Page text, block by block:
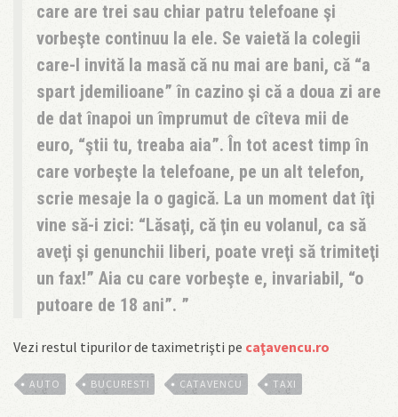
care are trei sau chiar patru telefoane şi
vorbeşte continuu la ele. Se vaietă la colegii
care-l invită la masă că nu mai are bani, că “a
spart jdemilioane” în cazino şi că a doua zi are
de dat înapoi un împrumut de cîteva mii de
euro, “ştii tu, treaba aia”. În tot acest timp în
care vorbeşte la telefoane, pe un alt telefon,
scrie mesaje la o gagică. La un moment dat îţi
vine să-i zici: “Lăsaţi, că ţin eu volanul, ca să
aveţi şi genunchii liberi, poate vreţi să trimiteţi
un fax!” Aia cu care vorbeşte e, invariabil, “o
putoare de 18 ani”.
Vezi restul tipurilor de taximetrişti pe caţavencu.ro
AUTO BUCURESTI CATAVENCU TAXI